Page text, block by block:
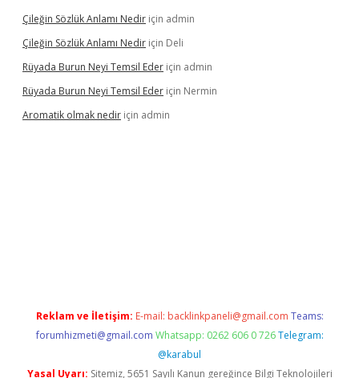
Çileğin Sözlük Anlamı Nedir için admin
Çileğin Sözlük Anlamı Nedir için Deli
Rüyada Burun Neyi Temsil Eder için admin
Rüyada Burun Neyi Temsil Eder için Nermin
Aromatik olmak nedir için admin
Reklam ve İletişim: E-mail: backlinkpaneli@gmail.com Teams:
forumhizmeti@gmail.com Whatsapp: 0262 606 0 726 Telegram:
@karabul
Yasal Uyarı: Sitemiz, 5651 Sayılı Kanun gereğince Bilgi Teknolojileri